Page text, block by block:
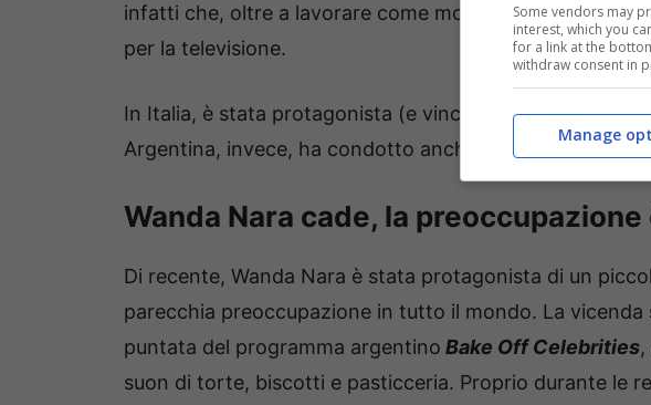
infatti che, oltre a lavorare come modella, Wanda Nara
per la televisione.
In Italia, è stata protagonista (e vincitrice) del talent
Argentina, invece, ha condotto anche
Masterchef
Wanda Nara cade, la
Di recente, Wanda Nara è stata protagonista di un
parecchia preoccupazione in tutto il mondo. La vicenda
puntata del programma argentino Bake Off Celebrities
suon di torte, biscotti e pasticceria. Proprio durante le
Some vendors may
interest, which you
for a link at the
withdraw consent in
Manage